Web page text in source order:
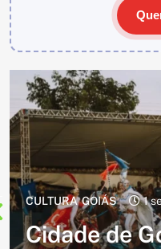
CULTURA 2
Cavalgada
volta e